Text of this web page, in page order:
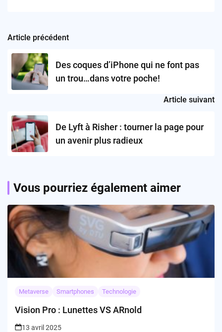
Post
navigation
Article précédent
Des coques d’iPhone qui ne font pas
un trou…dans votre poche!
Article suivant
De Lyft à Risher : tourner la page pour
un avenir plus radieux
Vous pourriez également aimer
Metaverse Smartphones Technologie
Vision Pro : Lunettes VS ARnold
13 avril 2025